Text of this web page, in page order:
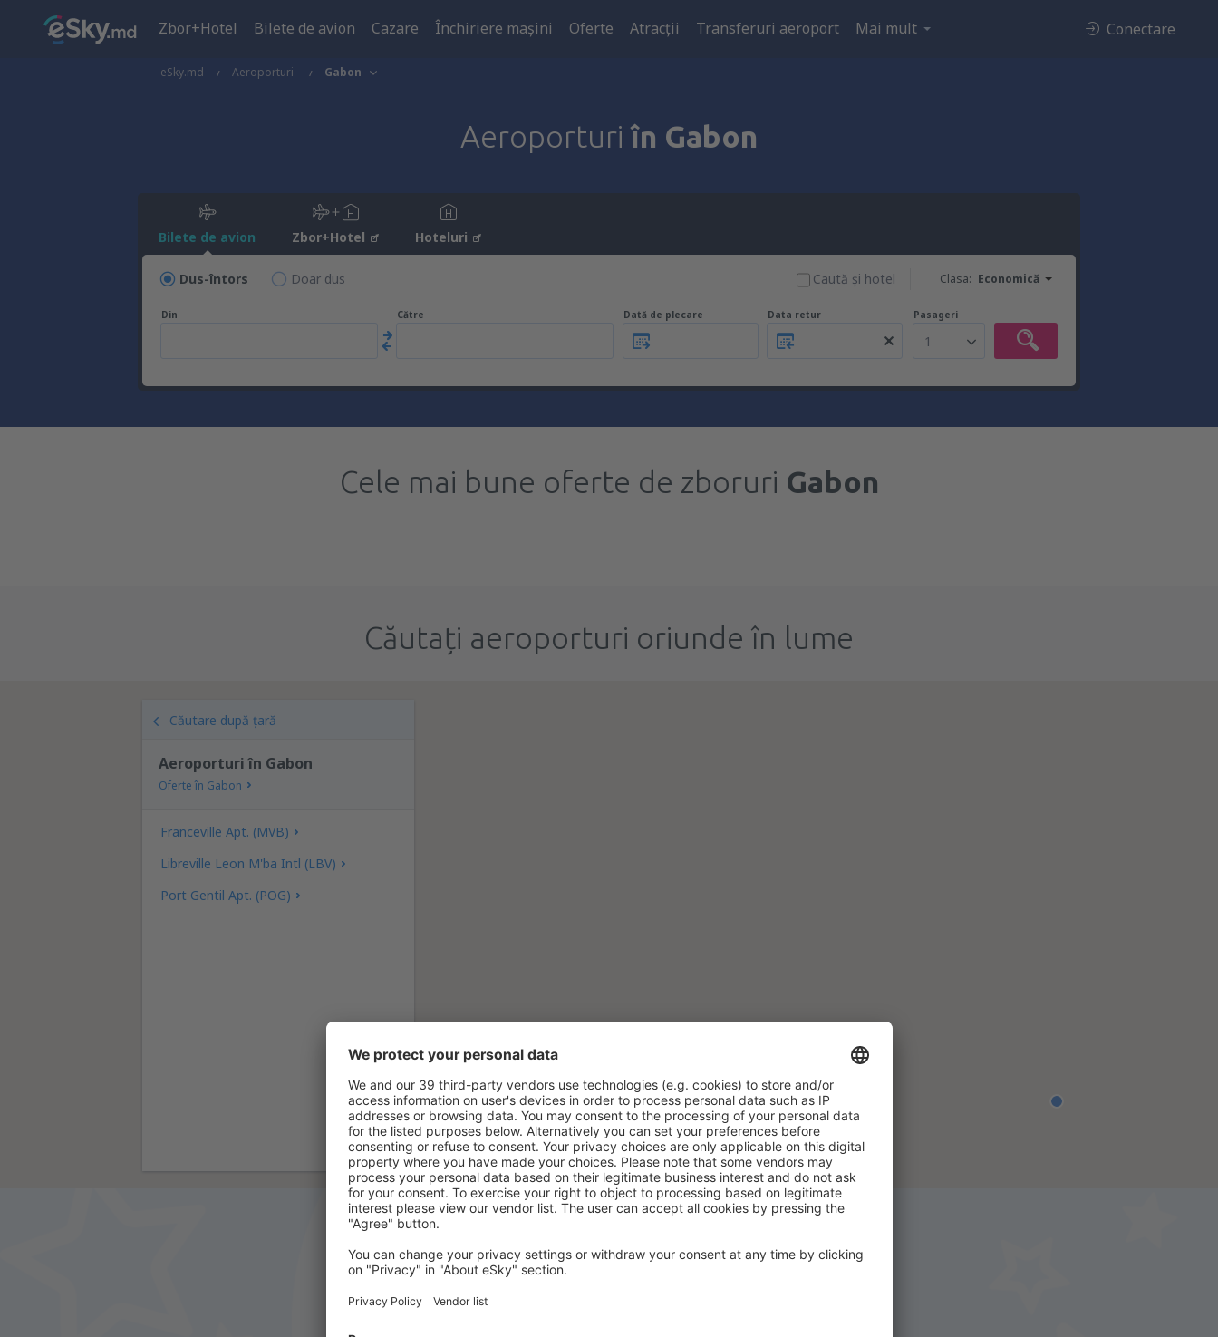
Zbor+Hotel Bilete de avion Cazare Închiriere mașini Oferte Atracţii Transferuri aeroport Mai mult Conectare
eSky.md Aeroporturi Gabon
Aeroporturiîn Gabon
Bilete de avion Zbor+Hotel Hoteluri
Dus-întors Doar dus Clasa: Economică
Caută şi hotel
Din Către Dată de plecare Data retur Pasageri
1
Cele mai bune oferte de zboruri Gabon
Căutați aeroporturi oriunde în lume
Căutare după țară
Aeroporturi în Gabon
Oferte în Gabon
Franceville Apt. (MVB)
Libreville Leon M'ba Intl (LBV)
Port Gentil Apt. (POG)
Rezervă un pachet Zbor + Hotel